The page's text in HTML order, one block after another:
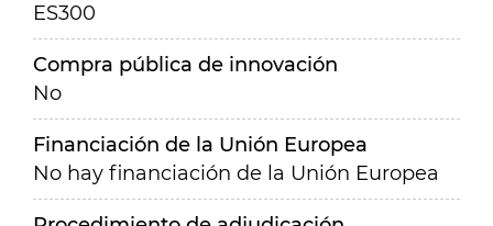
ES300
Compra pública de innovación
No
Financiación de la Unión Europea
No hay financiación de la Unión Europea